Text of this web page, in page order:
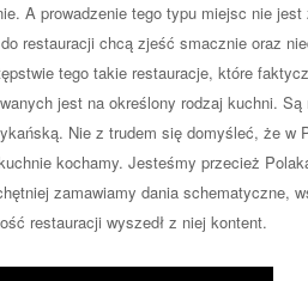
A prowadzenie tego typu miejsc nie
restauracji chcą zjeść smacznie oraz
tego takie restauracje, które
jest na określony rodzaj kuchni. Są
Nie z trudem się domyśleć, że w
kochamy. Jesteśmy przecież
zamawiamy dania schematyczne,
restauracji wyszedł z niej kontent.